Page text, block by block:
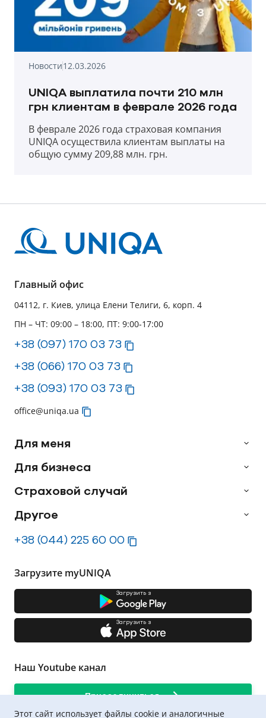
Новости12.03.2026
UNIQA выплатила почти 210 млн
грн клиентам в феврале 2026 года
В феврале 2026 года страховая компания
UNIQA осуществила клиентам выплаты на
общую сумму 209,88 млн. грн.
Главный офис
04112, г. Киев, улица Елени Телиги, 6, корп. 4
ПН – ЧТ: 09:00 – 18:00, ПТ: 9:00-17:00
+38 (097) 170 03 73
+38 (066) 170 03 73
+38 (093) 170 03 73
office@uniqa.ua
Для меня
Для бизнеса
Страховой случай
Другое
+38 (044) 225 60 00
Загрузите myUNIQA
Загрузить з
Загрузить з
Наш Youtube канал
Присоединиться
Этот сайт использует файлы cookie и аналогичные